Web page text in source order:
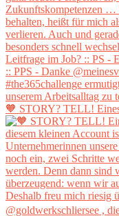
🧡 STORY? TELL!